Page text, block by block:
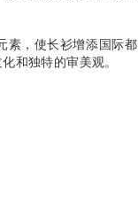
素，使长衫增添国际都
和独特的审美观。